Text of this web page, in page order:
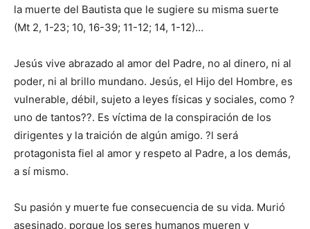
la muerte del Bautista que le sugiere su misma suerte
(Mt 2, 1-23; 10, 16-39; 11-12; 14, 1-12)…
Jesús vive abrazado al amor del Padre, no al dinero, ni al
poder, ni al brillo mundano. Jesús, el Hijo del Hombre, es
vulnerable, débil, sujeto a leyes físicas y sociales, como ?
uno de tantos??. Es víctima de la conspiración de los
dirigentes y la traición de algún amigo. ?l será
protagonista fiel al amor y respeto al Padre, a los demás,
a sí mismo.
Su pasión y muerte fue consecuencia de su vida. Murió
asesinado, porque los seres humanos mueren y